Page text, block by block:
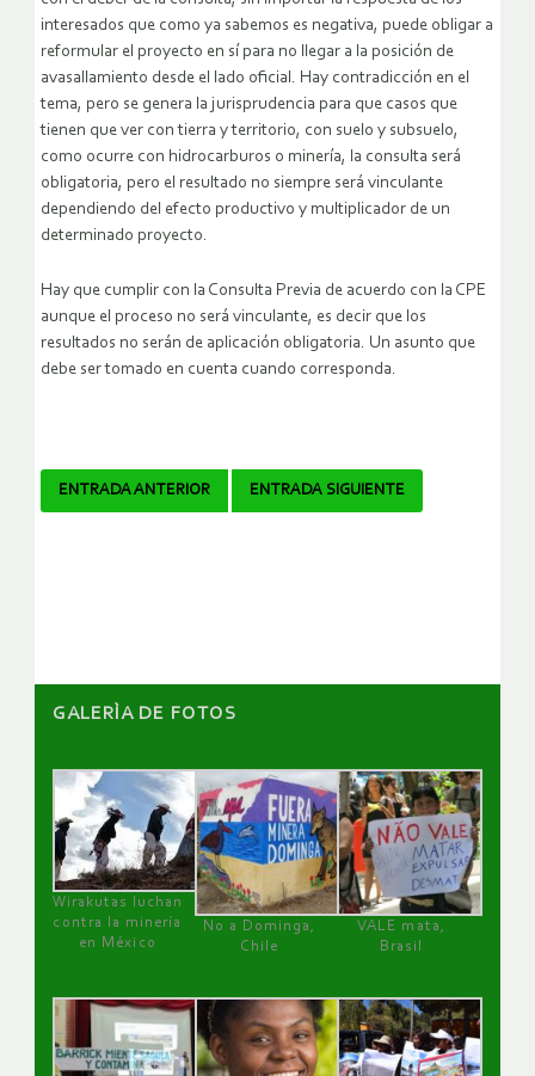
interesados que como ya sabemos es negativa, puede obligar a
reformular el proyecto en sí para no llegar a la posición de
avasallamiento desde el lado oficial. Hay contradicción en el
tema, pero se genera la jurisprudencia para que casos que
tienen que ver con tierra y territorio, con suelo y subsuelo,
como ocurre con hidrocarburos o minería, la consulta será
obligatoria, pero el resultado no siempre será vinculante
dependiendo del efecto productivo y multiplicador de un
determinado proyecto.
Hay que cumplir con la Consulta Previa de acuerdo con la CPE
aunque el proceso no será vinculante, es decir que los
resultados no serán de aplicación obligatoria. Un asunto que
debe ser tomado en cuenta cuando corresponda.
Navegador
ENTRADA ANTERIOR ENTRADA SIGUIENTE
GALERÌA DE FOTOS
Wirakutas luchan
contra la minería
en México
No a Dominga,
Chile
VALE mata,
Brasil